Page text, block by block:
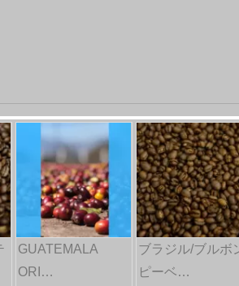
GUATEMALA
ORI…
ブラジル/ブルボ
ピーベ…